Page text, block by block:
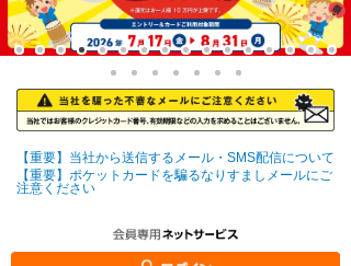
【重要】当社から送信するメール・SMS配信について
【重要】ポケットカードを騙るなりすましメールにご
注意ください